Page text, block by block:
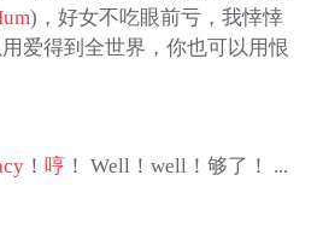
)，好女不吃眼前亏，我悻悻
爱得到全世界，你也可以用恨
！ 哼！ Well！well！够了！ ...